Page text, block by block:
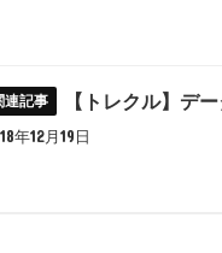
【トレクル】デ
年12月19日